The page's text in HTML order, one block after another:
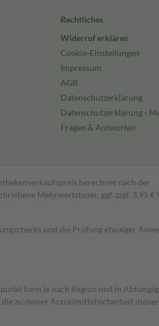
Rechtliches
Widerruf erklären
Cookie-Einstellungen
Impressum
AGB
Datenschutzerklärung
Datenschutzerklärung -
Fragen & Antworten
berechnet nach der
Mehrwertsteuer, ggf. zzgl. 3,95 €
und die Prüfung etwaiger
kann je nach Region und in
zu deiner Arzneimittelsicherheit